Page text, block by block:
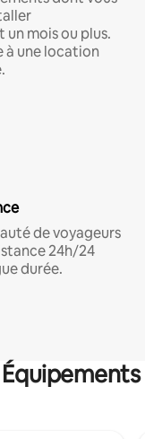
mois ou plus.
à une location
de voyageurs
24h/24
durée.